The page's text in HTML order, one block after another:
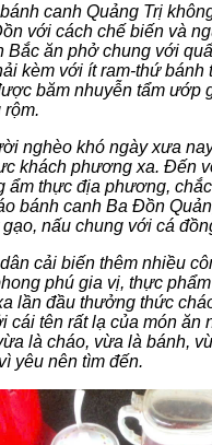
canh Quảng Trị
với cách chế biến và
Bắc ăn phở chung với
kèm với ít ram-thứ bánh
băm nhuyễn tẩm ướp
rộm.
nghèo khó ngày xưa
khách phương xa. Đến
ẩm thực địa phương,
bánh canh Ba Đồn
nấu chung với cá
cải biến thêm nhiều
phú gia vị, thực
lần đầu thưởng thức
cái tên rất lạ của món ăn
là cháo, vừa là bánh,
yêu nên tìm đến.